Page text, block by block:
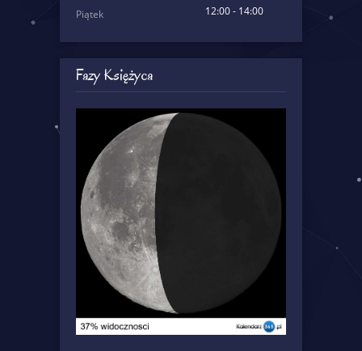
Piątek
12:00 - 14:00
Fazy Księżyca